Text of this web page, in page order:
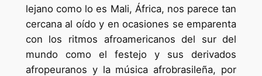
lejano como lo es Mali, África, nos parece tan
cercana al oído y en ocasiones se emparenta
con los ritmos afroamericanos del sur del
mundo como el festejo y sus derivados
afropeuranos y la música afrobrasileña, por